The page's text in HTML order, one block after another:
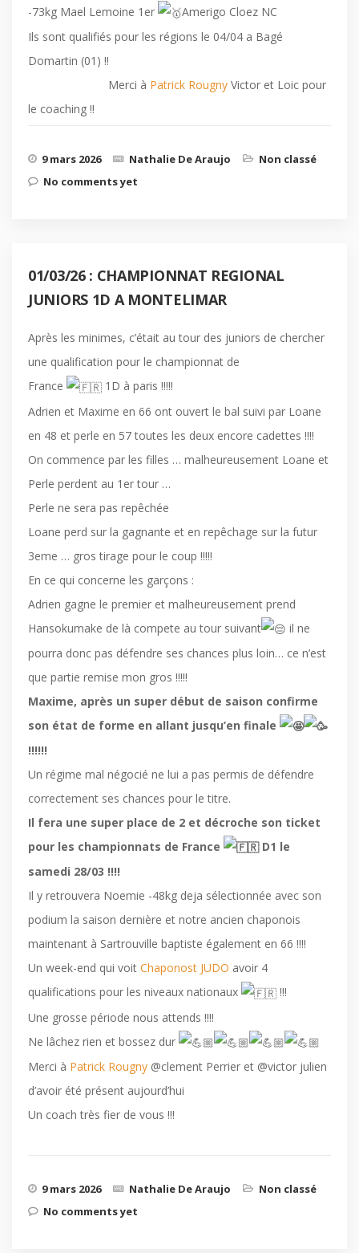
-73kg Mael Lemoine 1er
Amerigo Cloez NC
Ils sont qualifiés pour les régions le 04/04 a Bagé
Domartin (01) !!
Merci à Patrick Rougny Victor et Loic pour
le coaching !!
9 mars 2026 Nathalie De Araujo
Non classé
No comments yet
01/03/26 : CHAMPIONNAT REGIONAL
JUNIORS 1D A MONTELIMAR
Après les minimes, c’était au tour des juniors de chercher
une qualification pour le championnat de
France
1D à paris !!!!!
Adrien et Maxime en 66 ont ouvert le bal suivi par Loane
en 48 et perle en 57 toutes les deux encore cadettes !!!!
On commence par les filles … malheureusement Loane et
Perle perdent au 1er tour …
Perle ne sera pas repêchée
Loane perd sur la gagnante et en repêchage sur la futur
3eme … gros tirage pour le coup !!!!!
En ce qui concerne les garçons :
Adrien gagne le premier et malheureusement prend
Hansokumake de là compete au tour suivant
il ne
pourra donc pas défendre ses chances plus loin… ce n’est
que partie remise mon gros !!!!!
Maxime, après un super début de saison confirme
son état de forme en allant jusqu’en finale
!!!!!!
Un régime mal négocié ne lui a pas permis de défendre
correctement ses chances pour le titre.
Il fera une super place de 2 et décroche son ticket
pour les championnats de France
D1 le
samedi 28/03 !!!!
Il y retrouvera Noemie -48kg deja sélectionnée avec son
podium la saison dernière et notre ancien chaponois
maintenant à Sartrouville baptiste également en 66 !!!!
Un week-end qui voit Chaponost JUDO avoir 4
qualifications pour les niveaux nationaux
!!!
Une grosse période nous attends !!!!
Ne lâchez rien et bossez dur
Merci à Patrick Rougny @clement Perrier et @victor julien
d’avoir été présent aujourd’hui
Un coach très fier de vous !!!
9 mars 2026 Nathalie De Araujo
Non classé
No comments yet